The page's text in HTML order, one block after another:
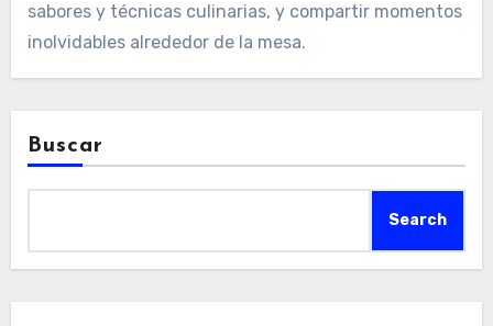
sabores y técnicas culinarias, y compartir momentos
inolvidables alrededor de la mesa.
Buscar
Search